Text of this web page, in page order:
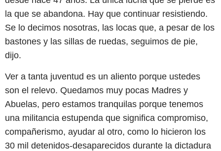
la que se abandona. Hay que continuar resistiendo.
Se lo decimos nosotras, las locas que, a pesar de los
bastones y las sillas de ruedas, seguimos de pie,
dijo.
Ver a tanta juventud es un aliento porque ustedes
son el relevo. Quedamos muy pocas Madres y
Abuelas, pero estamos tranquilas porque tenemos
una militancia estupenda que significa compromiso,
compañerismo, ayudar al otro, como lo hicieron los
30 mil detenidos-desaparecidos durante la dictadura